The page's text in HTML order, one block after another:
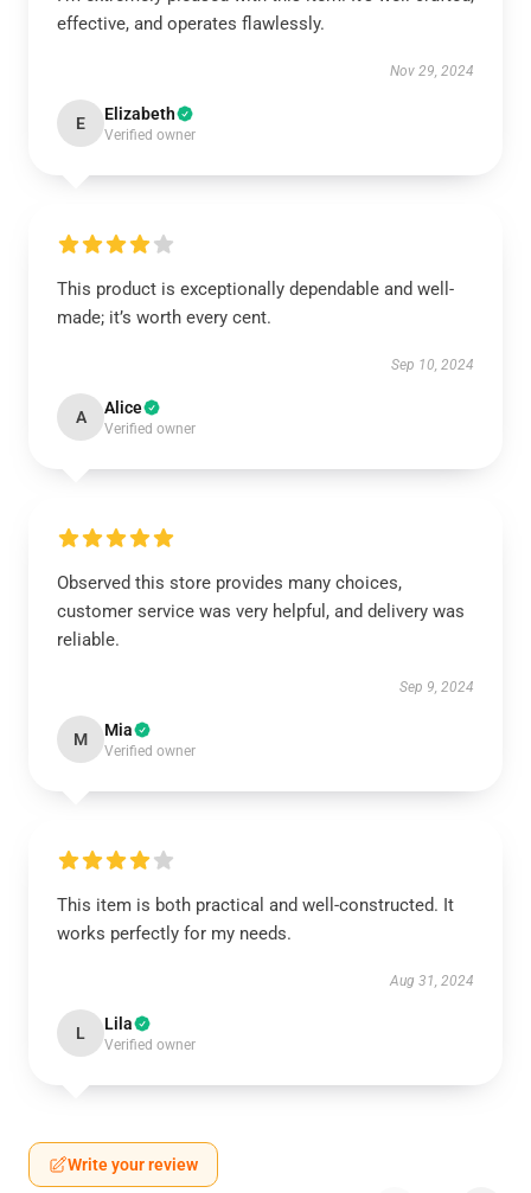
effective, and operates flawlessly.
Nov 29, 2024
E Elizabeth
Verified owner
This product is exceptionally dependable and well-
made; it’s worth every cent.
Sep 10, 2024
A Alice
Verified owner
Observed this store provides many choices,
customer service was very helpful, and delivery was
reliable.
Sep 9, 2024
M Mia
Verified owner
This item is both practical and well-constructed. It
works perfectly for my needs.
Aug 31, 2024
L Lila
Verified owner
Write your review